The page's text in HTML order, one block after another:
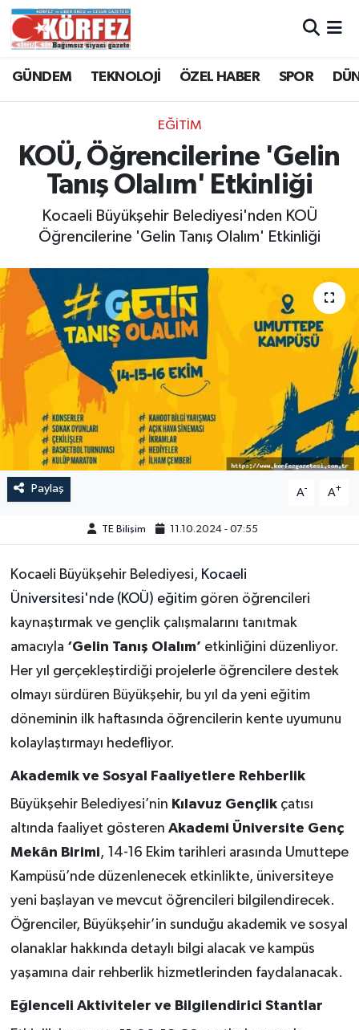
GÜNDEM TEKNOLOJİ ÖZEL HABER SPOR
EĞİTİM
KOÜ, Öğrencilerine 'Gelin
Tanış Olalım' Etkinliği
Kocaeli Büyükşehir Belediyesi'nden KOÜ
Öğrencilerine 'Gelin Tanış Olalım' Etkinliği
Paylaş A- A+
TE Bilişim 11.10.2024 - 07:55
Kocaeli Büyükşehir Belediyesi, Kocaeli
Üniversitesi'nde (KOÜ) eğitimgören öğrencileri
kaynaştırmak ve gençlik çalışmalarını tanıtmak
amacıyla ‘Gelin Tanış Olalım’ etkinliğini düzenliyor.
Her yıl gerçekleştirdiği projelerle öğrencilere destek
olmayı sürdüren Büyükşehir, bu yıl da yeni eğitim
döneminin ilk haftasında öğrencilerin kente uyumunu
kolaylaştırmayı hedefliyor.
Akademik ve Sosyal Faaliyetlere Rehberlik
Büyükşehir Belediyesi’nin Kılavuz Gençlikçatısı
altında faaliyet gösteren Akademi Üniversite Genç
Mekân Birimi, 14-16 Ekim tarihleri arasında Umuttepe
Kampüsü’nde düzenlenecek etkinlikte, üniversiteye
yeni başlayan ve mevcut öğrencileri bilgilendirecek.
Öğrenciler, Büyükşehir’in sunduğu akademik ve sosyal
olanaklar hakkında detaylı bilgi alacak ve kampüs
yaşamına dair rehberlik hizmetlerinden faydalanacak.
Eğlenceli Aktiviteler ve Bilgilendirici Stantlar
Trafik Durumu
Süper Lig Puan Durumu ve Fikstür
Tüm Manşetler
Son Dakika Haberleri
Haber Arşivi